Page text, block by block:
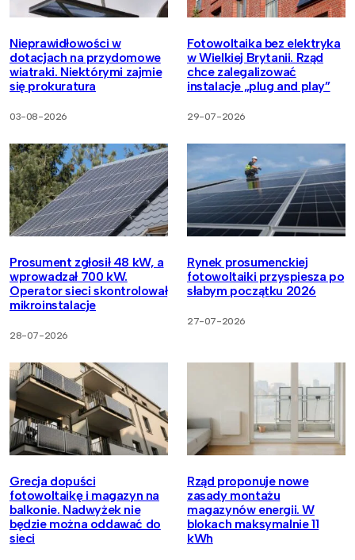
Nieprawidłowości w
dotacjach na przydomowe
wiatraki. Niektórymi zajmie
się prokuratura
03-08-2026
Fotowoltaika bez elektryka
w Wielkiej Brytanii. Rząd
chce zalegalizować
instalacje „plug and play”
29-07-2026
Prosument zgłosił 48 kW, a
wprowadzał 700 kW.
Operator sieci skontrolował
mikroinstalacje
28-07-2026
Rynek prosumenckiej
fotowoltaiki przyspiesza po
słabym początku 2026
27-07-2026
Grecja dopuści
fotowoltaikę i magazyn na
balkonie. Nadwyżek nie
będzie można oddawać do
sieci
Rząd proponuje nowe
zasady montażu
magazynów energii. W
blokach maksymalnie 11
kWh